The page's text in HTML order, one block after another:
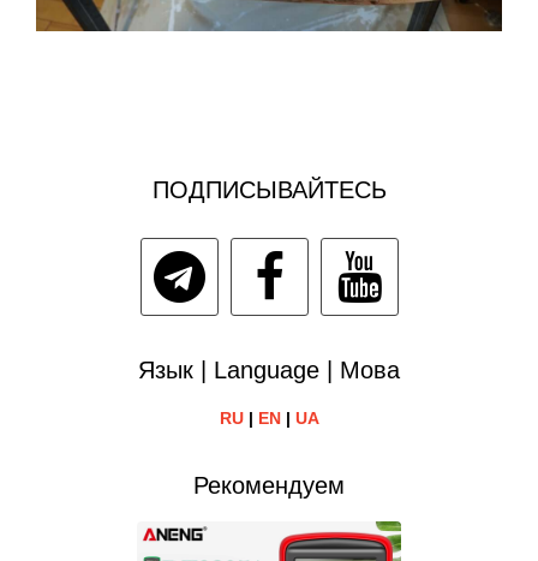
ПОДПИСЫВАЙТЕСЬ
Язык | Language | Мова
RU| EN| UA
Рекомендуем